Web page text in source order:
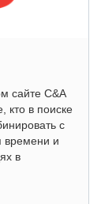
сайте C&A
в поиске
с
времени и
в